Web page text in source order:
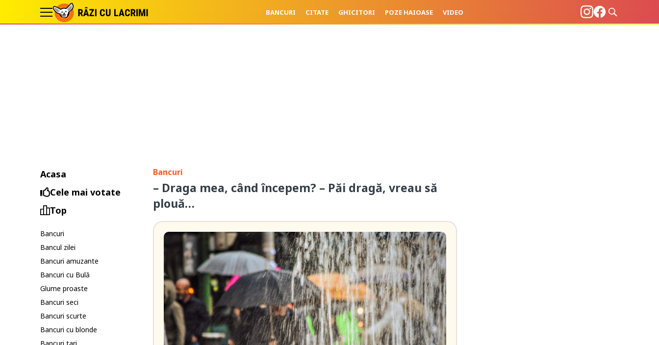
BANCURI CITATE GHICITORI POZE HAIOASE VIDEO
Acasa
Cele mai votate
Top
Bancuri
Bancul zilei
Bancuri amuzante
Bancuri cu Bulă
Glume proaste
Bancuri seci
Bancuri scurte
Bancuri cu blonde
Bancuri
– Draga mea, când începem? – Păi dragă, vreau să
plouă…